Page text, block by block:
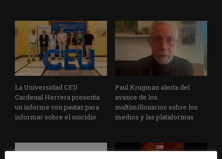
La Universidad CEU
Cardenal Herrera presenta
un informe con pautas para
informar sobre el suicidio
Paul Krugman alerta del
avance de los
multimillonarios sobre los
medios y las plataformas